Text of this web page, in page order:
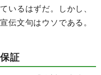
いるはずだ。しかし、
伝文句はウソである。
証